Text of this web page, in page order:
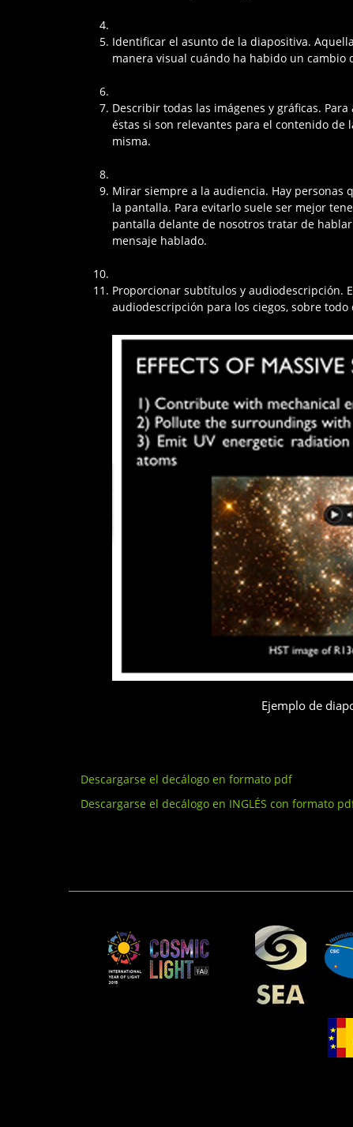
Identificar el asunto de la diapositiva.
manera visual cuándo ha habido un
Describir todas las imágenes y gráficas.
éstas si son relevantes para el contenido
misma.
Mirar siempre a la audiencia. Hay
la pantalla. Para evitarlo suele ser mejor
pantalla delante de nosotros tratar de
mensaje hablado.
Proporcionar subtítulos y audiodescripción.
audiodescripción para los ciegos, sobre
Ejemplo de
Descargarse el decálogo en formato pdf
Descargarse el decálogo en INGLÉS con formato